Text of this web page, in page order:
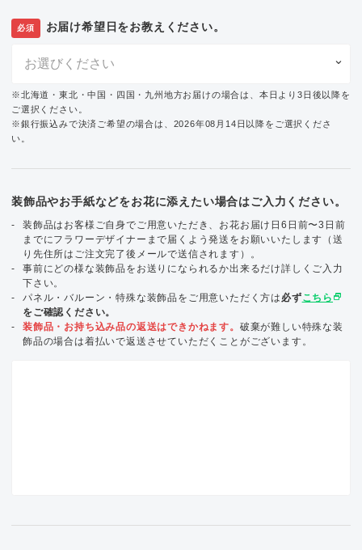
必須 お届け希望日をお教えください。
※北海道・東北・中国・四国・九州地方お届けの場合は、本日より3日後以降を
ご選択ください。
※銀行振込みで決済ご希望の場合は、2026年08月14日以降をご選択くださ
い。
装飾品やお手紙などをお花に添えたい場合はご入力ください。
装飾品はお客様ご自身でご用意いただき、お花お届け日6日前〜3日前
までにフラワーデザイナーまで届くよう発送をお願いいたします（送
り先住所はご注文完了後メールで送信されます）。
事前にどの様な装飾品をお送りになられるか出来るだけ詳しくご入力
下さい。
パネル・バルーン・特殊な装飾品をご用意いただく方は 必ずこちら select_window
をご確認ください。
装飾品・お持ち込み品の返送はできかねます。 破棄が難しい特殊な装
飾品の場合は着払いで返送させていただくことがございます。